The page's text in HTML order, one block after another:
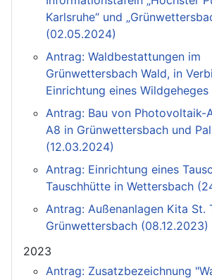
Karlsruhe“ und
(02.05.2024)
Antrag: Waldbestattungen im
Grünwettersbach Wald, in
Einrichtung eines
Antrag: Bau von Photovoltaik-
A8 in Grünwettersbach und
(12.03.2024)
Antrag: Einrichtung eines
Tauschhütte in Wettersbach
Antrag: Außenanlagen Kita St.
Grünwettersbach (08.12.2023)
2023
Antrag: Zusatzbezeichnung